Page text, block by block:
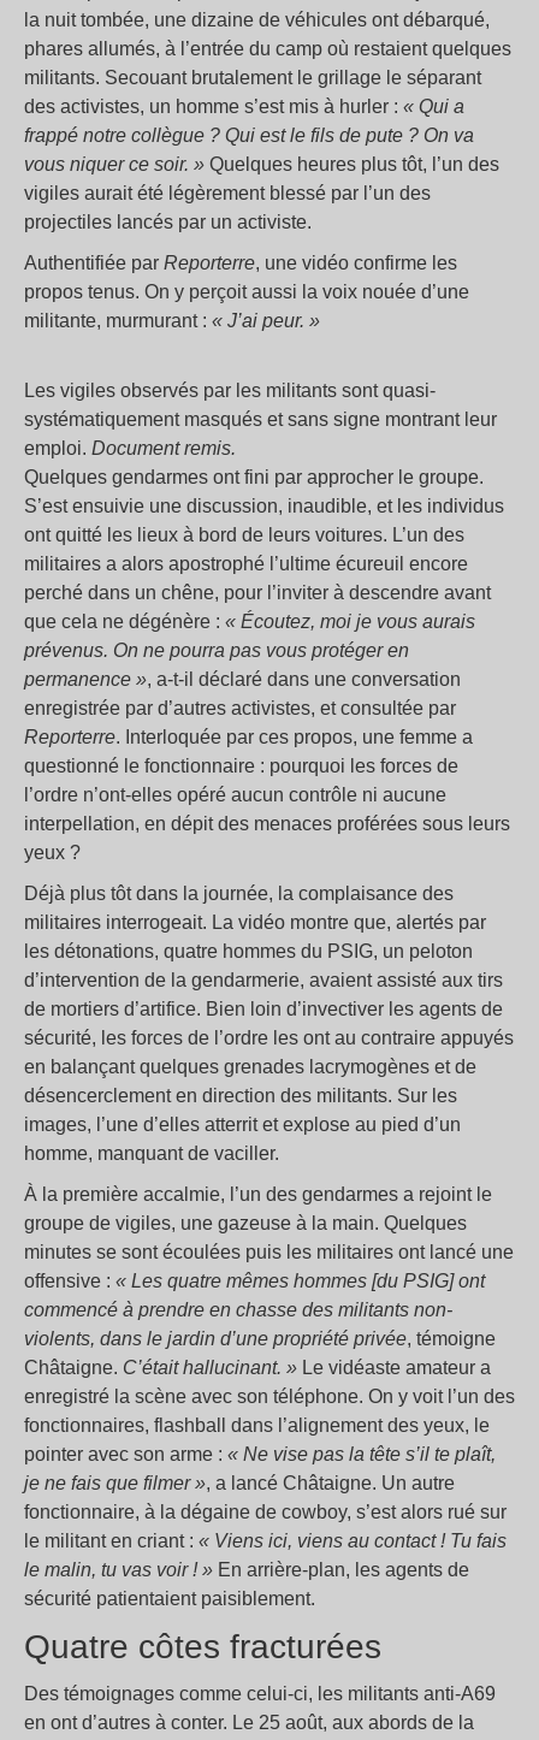
la nuit tombée, une dizaine de véhicules ont débarqué,
phares allumés, à l’entrée du camp où restaient quelques
militants. Secouant brutalement le grillage le séparant
des activistes, un homme s’est mis à hurler : « Qui a
frappé notre collègue ? Qui est le fils de pute ? On va
vous niquer ce soir. » Quelques heures plus tôt, l’un des
vigiles aurait été légèrement blessé par l’un des
projectiles lancés par un activiste.
Authentifiée par Reporterre, une vidéo confirme les
propos tenus. On y perçoit aussi la voix nouée d’une
militante, murmurant : « J’ai peur. »
Les vigiles observés par les militants sont quasi-
systématiquement masqués et sans signe montrant leur
emploi. Document remis.
Quelques gendarmes ont fini par approcher le groupe.
S’est ensuivie une discussion, inaudible, et les individus
ont quitté les lieux à bord de leurs voitures. L’un des
militaires a alors apostrophé l’ultime écureuil encore
perché dans un chêne, pour l’inviter à descendre avant
que cela ne dégénère : « Écoutez, moi je vous aurais
prévenus. On ne pourra pas vous protéger en
permanence », a-t-il déclaré dans une conversation
enregistrée par d’autres activistes, et consultée par
Reporterre. Interloquée par ces propos, une femme a
questionné le fonctionnaire : pourquoi les forces de
l’ordre n’ont-elles opéré aucun contrôle ni aucune
interpellation, en dépit des menaces proférées sous leurs
yeux ?
Déjà plus tôt dans la journée, la complaisance des
militaires interrogeait. La vidéo montre que, alertés par
les détonations, quatre hommes du PSIG, un peloton
d’intervention de la gendarmerie, avaient assisté aux tirs
de mortiers d’artifice. Bien loin d’invectiver les agents de
sécurité, les forces de l’ordre les ont au contraire appuyés
en balançant quelques grenades lacrymogènes et de
désencerclement en direction des militants. Sur les
images, l’une d’elles atterrit et explose au pied d’un
homme, manquant de vaciller.
À la première accalmie, l’un des gendarmes a rejoint le
groupe de vigiles, une gazeuse à la main. Quelques
minutes se sont écoulées puis les militaires ont lancé une
offensive : « Les quatre mêmes hommes [du PSIG] ont
commencé à prendre en chasse des militants non-
violents, dans le jardin d’une propriété privée, témoigne
Châtaigne. C’était hallucinant. » Le vidéaste amateur a
enregistré la scène avec son téléphone. On y voit l’un des
fonctionnaires, flashball dans l’alignement des yeux, le
pointer avec son arme : « Ne vise pas la tête s’il te plaît,
je ne fais que filmer », a lancé Châtaigne. Un autre
fonctionnaire, à la dégaine de cowboy, s’est alors rué sur
le militant en criant : « Viens ici, viens au contact ! Tu fais
le malin, tu vas voir ! » En arrière-plan, les agents de
sécurité patientaient paisiblement.
Quatre côtes fracturées
Des témoignages comme celui-ci, les militants anti-A69
en ont d’autres à conter. Le 25 août, aux abords de la